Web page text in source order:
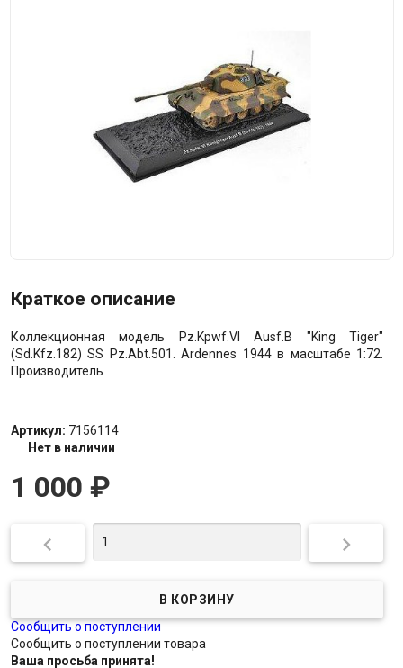
Краткое описание
Коллекционная модель Pz.Kpwf.VI Ausf.B "King Tiger"
(Sd.Kfz.182) SS Pz.Abt.501. Ardennes 1944 в масштабе 1:72.
Производитель
Артикул: 7156114
Нет в наличии
1 000 ₽
 
Сообщить о поступлении
Сообщить о поступлении товара
Ваша просьба принята!